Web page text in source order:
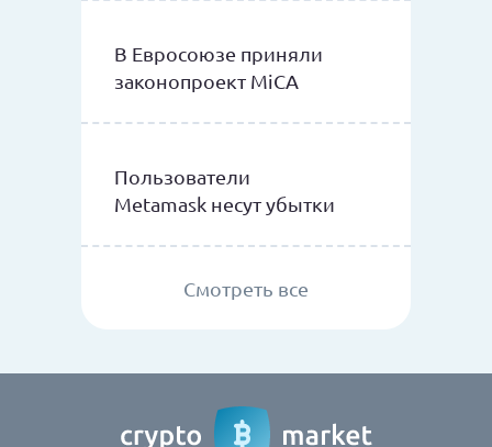
В Евросоюзе приняли
законопроект MiCA
Пользователи
Metamask несут убытки
Смотреть все